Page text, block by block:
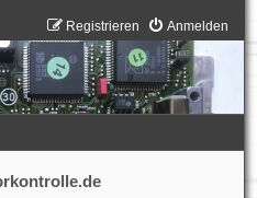
Anmelden
Registrieren